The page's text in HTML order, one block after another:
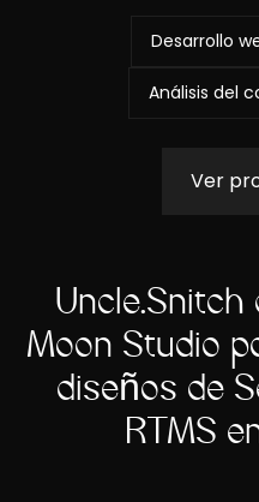
Desarrollo
Análisis del
Ver
Moon Studio
diseños de
RTMS